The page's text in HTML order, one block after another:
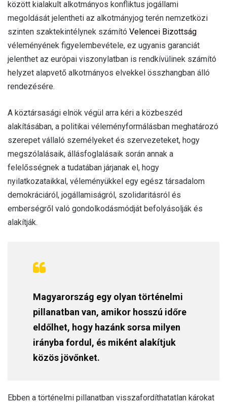
között kialakult alkotmányos konfliktus jogállami
megoldását jelentheti az alkotmányjog terén nemzetközi
szinten szaktekintélynek számító Velencei Bizottság
véleményének figyelembevétele, ez ugyanis garanciát
jelenthet az európai viszonylatban is rendkívülinek számító
helyzet alapvető alkotmányos elvekkel összhangban álló
rendezésére.
A köztársasági elnök végül arra kéri a közbeszéd
alakításában, a politikai véleményformálásban meghatározó
szerepet vállaló személyeket és szervezeteket, hogy
megszólalásaik, állásfoglalásaik során annak a
felelősségnek a tudatában járjanak el, hogy
nyilatkozataikkal, véleményükkel egy egész társadalom
demokráciáról, jogállamiságról, szolidaritásról és
emberségről való gondolkodásmódját befolyásolják és
alakítják.
Magyarország egy olyan történelmi
pillanatban van, amikor hosszú időre
eldőlhet, hogy hazánk sorsa milyen
irányba fordul, és miként alakítjuk
közös jövőnket.
Ebben a történelmi pillanatban visszafordíthatatlan károkat